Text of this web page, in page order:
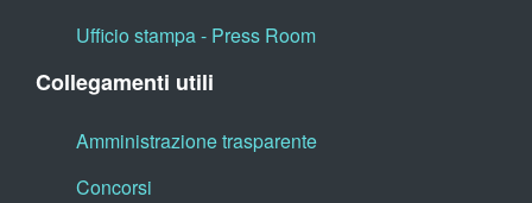
Ufficio stampa - Press Room
Collegamenti utili
Amministrazione trasparente
Concorsi